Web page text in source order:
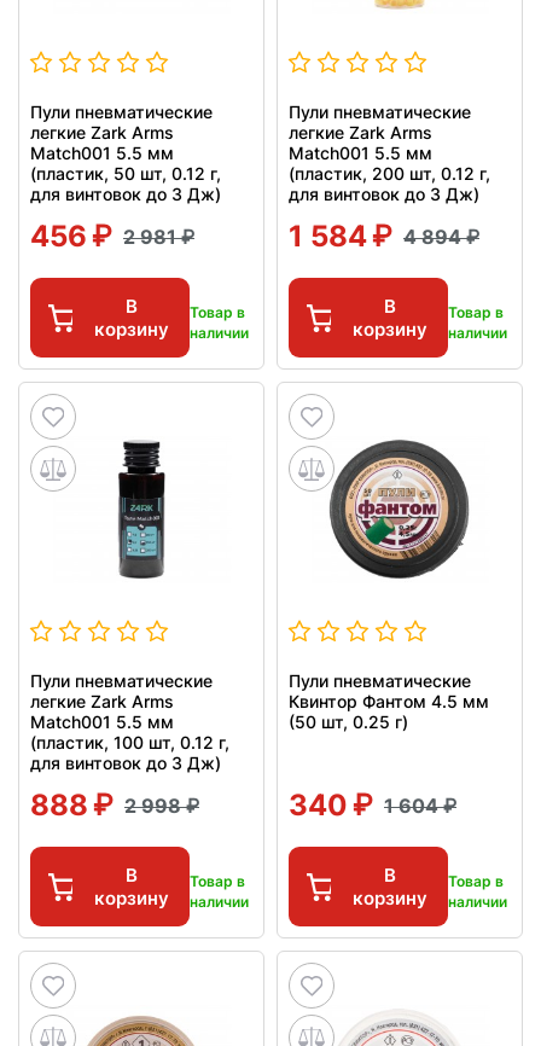
Пули пневматические
легкие Zark Arms
Match001 5.5 мм
(пластик, 50 шт, 0.12 г,
для винтовок до 3 Дж)
456 2 981
В
корзину
Товар в
наличии
Пули пневматические
легкие Zark Arms
Match001 5.5 мм
(пластик, 200 шт, 0.12 г,
для винтовок до 3 Дж)
1 584 4 894
В
корзину
Товар в
наличии
Пули пневматические
легкие Zark Arms
Match001 5.5 мм
(пластик, 100 шт, 0.12 г,
для винтовок до 3 Дж)
888 2 998
В
корзину
Товар в
наличии
Пули пневматические
Квинтор Фантом 4.5 мм
(50 шт, 0.25 г)
340 1 604
В
корзину
Товар в
наличии